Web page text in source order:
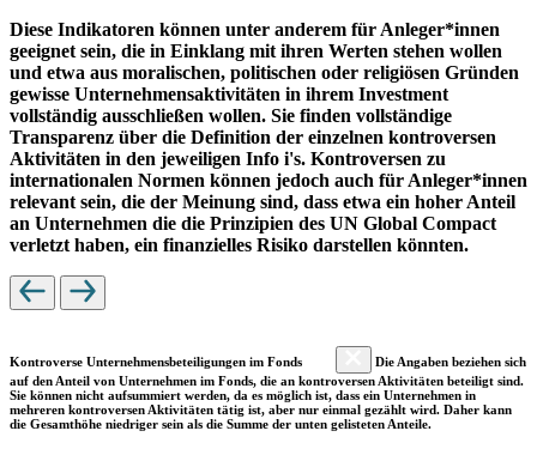
Diese Indikatoren können unter anderem für Anleger*innen
geeignet sein, die in Einklang mit ihren Werten stehen wollen
und etwa aus moralischen, politischen oder religiösen Gründen
gewisse Unternehmensaktivitäten in ihrem Investment
vollständig ausschließen wollen. Sie finden vollständige
Transparenz über die Definition der einzelnen kontroversen
Aktivitäten in den jeweiligen Info i's. Kontroversen zu
internationalen Normen können jedoch auch für Anleger*innen
relevant sein, die der Meinung sind, dass etwa ein hoher Anteil
an Unternehmen die die Prinzipien des UN Global Compact
verletzt haben, ein finanzielles Risiko darstellen könnten.
Kontroverse Unternehmensbeteiligungen im Fonds
Die Angaben beziehen sich
auf den Anteil von Unternehmen im Fonds, die an kontroversen Aktivitäten beteiligt sind.
Sie können nicht aufsummiert werden, da es möglich ist, dass ein Unternehmen in
mehreren kontroversen Aktivitäten tätig ist, aber nur einmal gezählt wird. Daher kann
die Gesamthöhe niedriger sein als die Summe der unten gelisteten Anteile.